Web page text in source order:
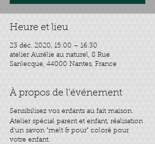
Heure et lieu
23 déc. 2020, 15:00 – 16:30
atelier Aurélie au naturel, 8 Rue
Sanlecque, 44000 Nantes, France
À propos de l'événement
Sensibilisez vos enfants au fait maison.​
Atelier spécial parent et enfant, réalisation
d'un savon "melt & pour" coloré pour
votre enfant.